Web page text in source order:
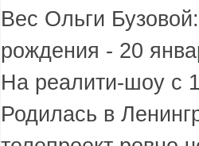
Вес Ольги
рождения - 20
На реалити-шоу с
Родилась в